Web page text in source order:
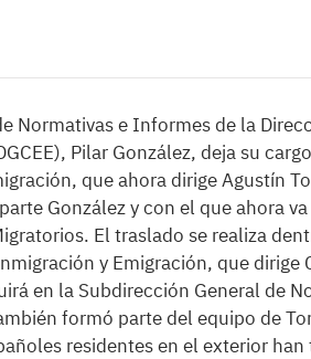
Normativas e Informes de la
Pilar González, deja su
que ahora dirige Agustín
González y con el que ahora
El traslado se realiza
y Emigración, que dirige
en la Subdirección General de
formó parte del equipo de
residentes en el exterior